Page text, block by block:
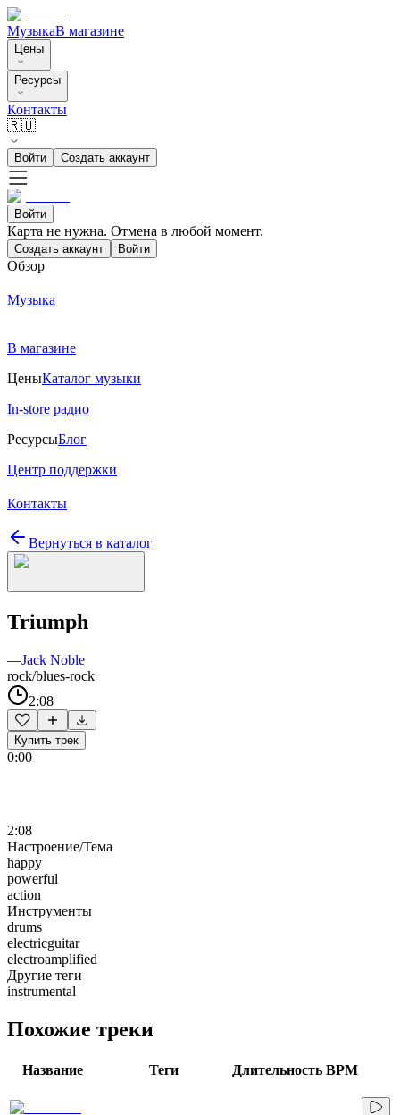
МузыкаВ магазине
Цены
Ресурсы
Контакты
🇷🇺
Войти Создать аккаунт
Войти
Карта не нужна. Отмена в любой момент.
Создать аккаунт Войти
Обзор
Музыка
В магазине
ЦеныКаталог музыки
In-store радио
РесурсыБлог
Центр поддержки
Контакты
Вернуться в каталог
Triumph
—Jack Noble
rock/blues-rock
2:08
Купить трек
0:00
2:08
Настроение/Тема
happy
powerful
action
Инструменты
drums
electricguitar
electroamplified
Другие теги
instrumental
Похожие треки
Название Теги Длительность BPM